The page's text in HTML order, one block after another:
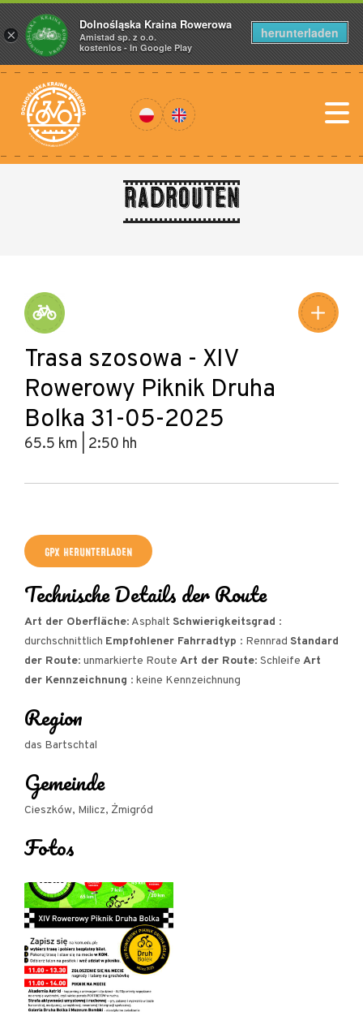
Radrouten
Trasa szosowa - XIV
Rowerowy Piknik Druha
Bolka 31-05-2025
65.5 km | 2:50 hh
+
−
GPX HERUNTERLADEN
Technische Details der Route
Art der Oberfläche: Asphalt Schwierigkeitsgrad :
durchschnittlich Empfohlener Fahrradtyp : Rennrad Standard
der Route: unmarkierte Route Art der Route: Schleife Art
der Kennzeichnung : keine Kennzeichnung
Region
das Bartschtal
Gemeinde
Cieszków, Milicz, Żmigród
Fotos
×
Dolnośląska Kraina Rowerowa
Amistad sp. z o.o.
kostenlos - In Google Play
herunterladen